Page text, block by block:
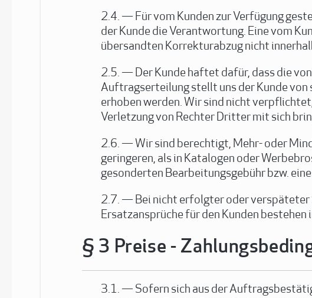
Für vom Kunden zur Verfügung
der Kunde die Verantwortung. Eine vom
übersandten Korrekturabzug nicht
Der Kunde haftet dafür, dass die
Auftragserteilung stellt uns der Kunde von
erhoben werden. Wir sind nicht
Verletzung von Rechter Dritter mit sich
Wir sind berechtigt, Mehr- oder
geringeren, als in Katalogen oder
gesonderten Bearbeitungsgebühr bzw.
Bei nicht erfolgter oder
Ersatzansprüche für den Kunden bestehen
Preise -
Sofern sich aus der